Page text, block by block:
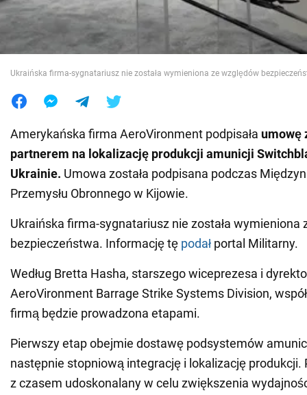
Jedzenie
Ukraińska firma-sygnatariusz nie została wymieniona ze względów
Amerykańska firma AeroVironment podpisała umowę
partnerem na lokalizację produkcji amunicji
Ukrainie. Umowa została podpisana podczas
Przemysłu Obronnego w Kijowie.
Ukraińska firma-sygnatariusz nie została wymieniona
bezpieczeństwa. Informację tę podał portal Militarny.
Według Bretta Hasha, starszego wiceprezesa i
AeroVironment Barrage Strike Systems Division,
firmą będzie prowadzona etapami.
Pierwszy etap obejmie dostawę podsystemów
następnie stopniową integrację i lokalizację produkcji.
z czasem udoskonalany w celu zwiększenia